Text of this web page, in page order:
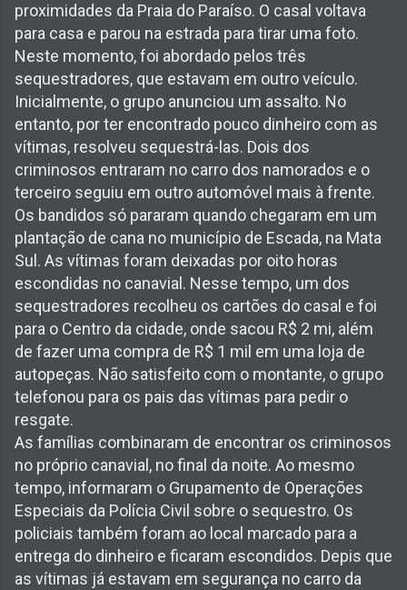
proximidades da Praia do Paraíso. O casal voltava
para casa e parou na estrada para tirar uma foto.
Neste momento, foi abordado pelos três
sequestradores, que estavam em outro veículo.
Inicialmente, o grupo anunciou um assalto. No
entanto, por ter encontrado pouco dinheiro com as
vítimas, resolveu sequestrá-las. Dois dos
criminosos entraram no carro dos namorados e o
terceiro seguiu em outro automóvel mais à frente.
Os bandidos só pararam quando chegaram em um
plantação de cana no município de Escada, na Mata
Sul. As vítimas foram deixadas por oito horas
escondidas no canavial. Nesse tempo, um dos
sequestradores recolheu os cartões do casal e foi
para o Centro da cidade, onde sacou R$ 2 mi, além
de fazer uma compra de R$ 1 mil em uma loja de
autopeças. Não satisfeito com o montante, o grupo
telefonou para os pais das vítimas para pedir o
resgate.
As famílias combinaram de encontrar os criminosos
no próprio canavial, no final da noite. Ao mesmo
tempo, informaram o Grupamento de Operações
Especiais da Polícia Civil sobre o sequestro. Os
policiais também foram ao local marcado para a
entrega do dinheiro e ficaram escondidos. Depis que
as vítimas já estavam em segurança no carro da